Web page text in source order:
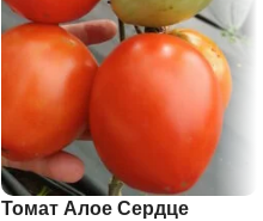
Томат Алое Сердце